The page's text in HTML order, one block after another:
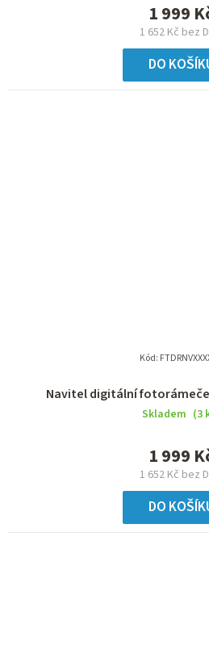
1 652 Kč bez
1 999
DO
Navitel digitální
Skladem (3
1 652 Kč bez
1 999
DO
Kód: